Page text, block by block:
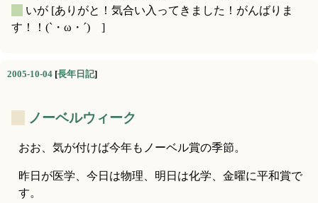
いが [ありがと！気合い入ってきました！がんばりま
す！！(`・ω・´)ゝ]
2005-10-04 [長年日記]
ノーベルウィーク
おお、気が付けば今年もノーベル賞の季節。
昨日が医学、今日は物理、明日は化学、金曜に平和賞で
す。